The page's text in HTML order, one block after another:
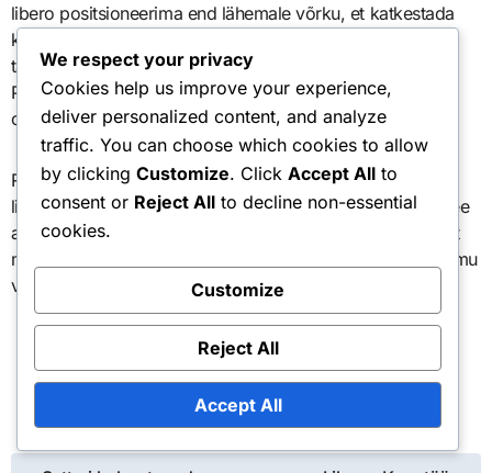
libero positsioneerima end lähemale võrku, et katkestada
kiireid rünnakuid. Vastupidi, kui tagarea rünnakud on
tavalised, võib olla vajalik sügavam positsioneerimine.
Paindlik ja reageeriv olemine nendele muutustele võib
oluliselt parandada libero kaitsevõimet.
Regulaarne mänguvideote ülevaatamine võib aidata
liberosid tuvastada suundi vastaste ründestrateegiates. See
analüüs võimaldab paremat ettevalmistust ja kohandamist
mängude ajal, tagades, et liberosid on alati mängust sammu
võrra ees.
We respect your privacy
Cookies help us improve your experience,
deliver personalized content, and analyze
traffic. You can choose which cookies to allow
by clicking Customize. Click Accept All to
consent or Reject All to decline non-essential
cookies.
Customize
Reject All
Accept All